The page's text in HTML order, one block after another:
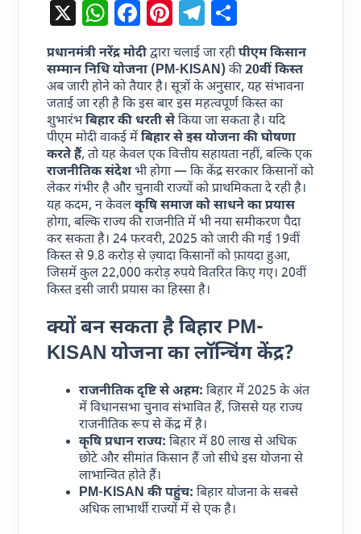
X WhatsApp
Facebook
Pinterest
Telegram
प्रधानमंत्री नरेंद्र मोदीद्वारा चलाई जा रहीपीएम किसान
सम्मान निधि योजना (PM-KISAN) की20वीं किस्त
अब जारी होने को तैयार है। सूत्रों के अनुसार, यह संभावना
जताई जा रही है कि इस बार इस महत्वपूर्ण किस्त का
शुभारंभबिहार की धरती सेकिया जा सकता है। यदि
पीएम मोदी वाकई मेंबिहार से इस योजना की घोषणा
करते हैं, तो यह केवल एक वित्तीय सहायता नहीं, बल्कि एक
राजनीतिक संदेशभी होगा — कि केंद्र सरकार किसानों को
लेकर गंभीर है और चुनावी राज्यों को प्राथमिकता दे रही है।
यह कदम, न केवलकृषि समाज को साधने का प्रयास
होगा, बल्कि राज्य की राजनीति में भी नया समीकरण पैदा
कर सकता है। 24 फरवरी, 2025 को जारी की गई 19वीं
किस्त से 9.8 करोड़ से ज़्यादा किसानों को फ़ायदा हुआ,
जिसमें कुल 22,000 करोड़ रुपये वितरित किए गए। 20वीं
किस्त इसी जारी प्रयास का हिस्सा है।
क्यों बन सकता है बिहार PM-
KISAN योजनाका लॉन्चिंग केंद्र?
राजनीतिक दृष्टि से अहम: बिहार में 2025 के अंत
में विधानसभा चुनाव संभावित हैं, जिससे यह राज्य
राजनीतिक रूप से केंद्र में है।
कृषि प्रधान राज्य: बिहार में 80 लाख से अधिक
छोटे और सीमांत किसान हैं जो सीधे इस योजना से
लाभान्वित होते हैं।
PM-KISAN की पहुंच: बिहार योजना के सबसे
अधिक लाभार्थी राज्यों में से एक है।